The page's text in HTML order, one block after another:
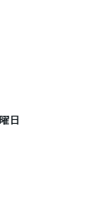
日